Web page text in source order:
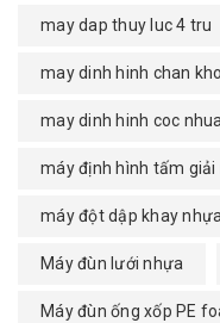
may dap thuy luc 4 tru
may dinh hinh chan
may dinh hinh coc nhua
máy định hình tấm giải
máy đột dập khay
Máy đùn lưới nhựa
Máy đùn ống xốp PE